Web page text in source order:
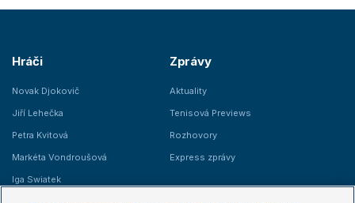
Hráči
Novak Djokovič
Jiří Lehečka
Petra Kvitová
Markéta Vondroušová
Iga Swiatek
Zprávy
Aktuality
Tenisová Previews
Rozhovory
Express zprávy